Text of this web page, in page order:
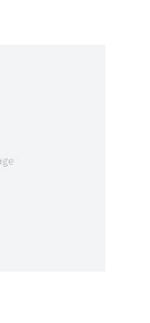
Chevalière Homme